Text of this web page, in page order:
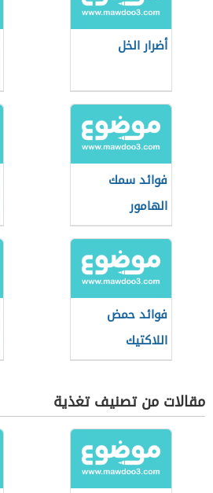
أضرار الخل
فوائد سمك
الهامور
فوائد حمض
اللاكتيك
مقالات من تصنيف تغذية